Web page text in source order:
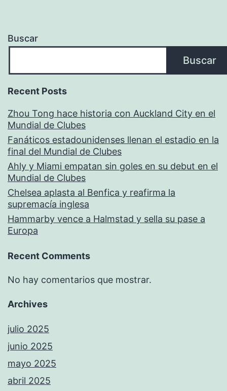
Buscar
Buscar
Recent Posts
Zhou Tong hace historia con Auckland City en el
Mundial de Clubes
Fanáticos estadounidenses llenan el estadio en la
final del Mundial de Clubes
Ahly y Miami empatan sin goles en su debut en el
Mundial de Clubes
Chelsea aplasta al Benfica y reafirma la
supremacía inglesa
Hammarby vence a Halmstad y sella su pase a
Europa
Recent Comments
No hay comentarios que mostrar.
Archives
julio 2025
junio 2025
mayo 2025
abril 2025